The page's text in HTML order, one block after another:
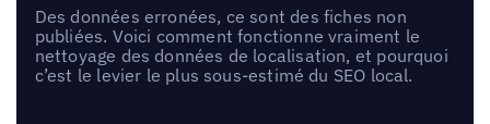
Des données erronées, ce sont des fiches non
publiées. Voici comment fonctionne vraiment le
nettoyage des données de localisation, et pourquoi
c’est le levier le plus sous-estimé du SEO local.